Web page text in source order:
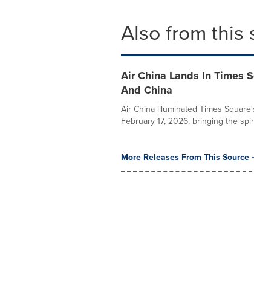
Also from this
Air China Lands In Times
And China
Air China illuminated Times
February 17, 2026, bringing the
More Releases From This Source